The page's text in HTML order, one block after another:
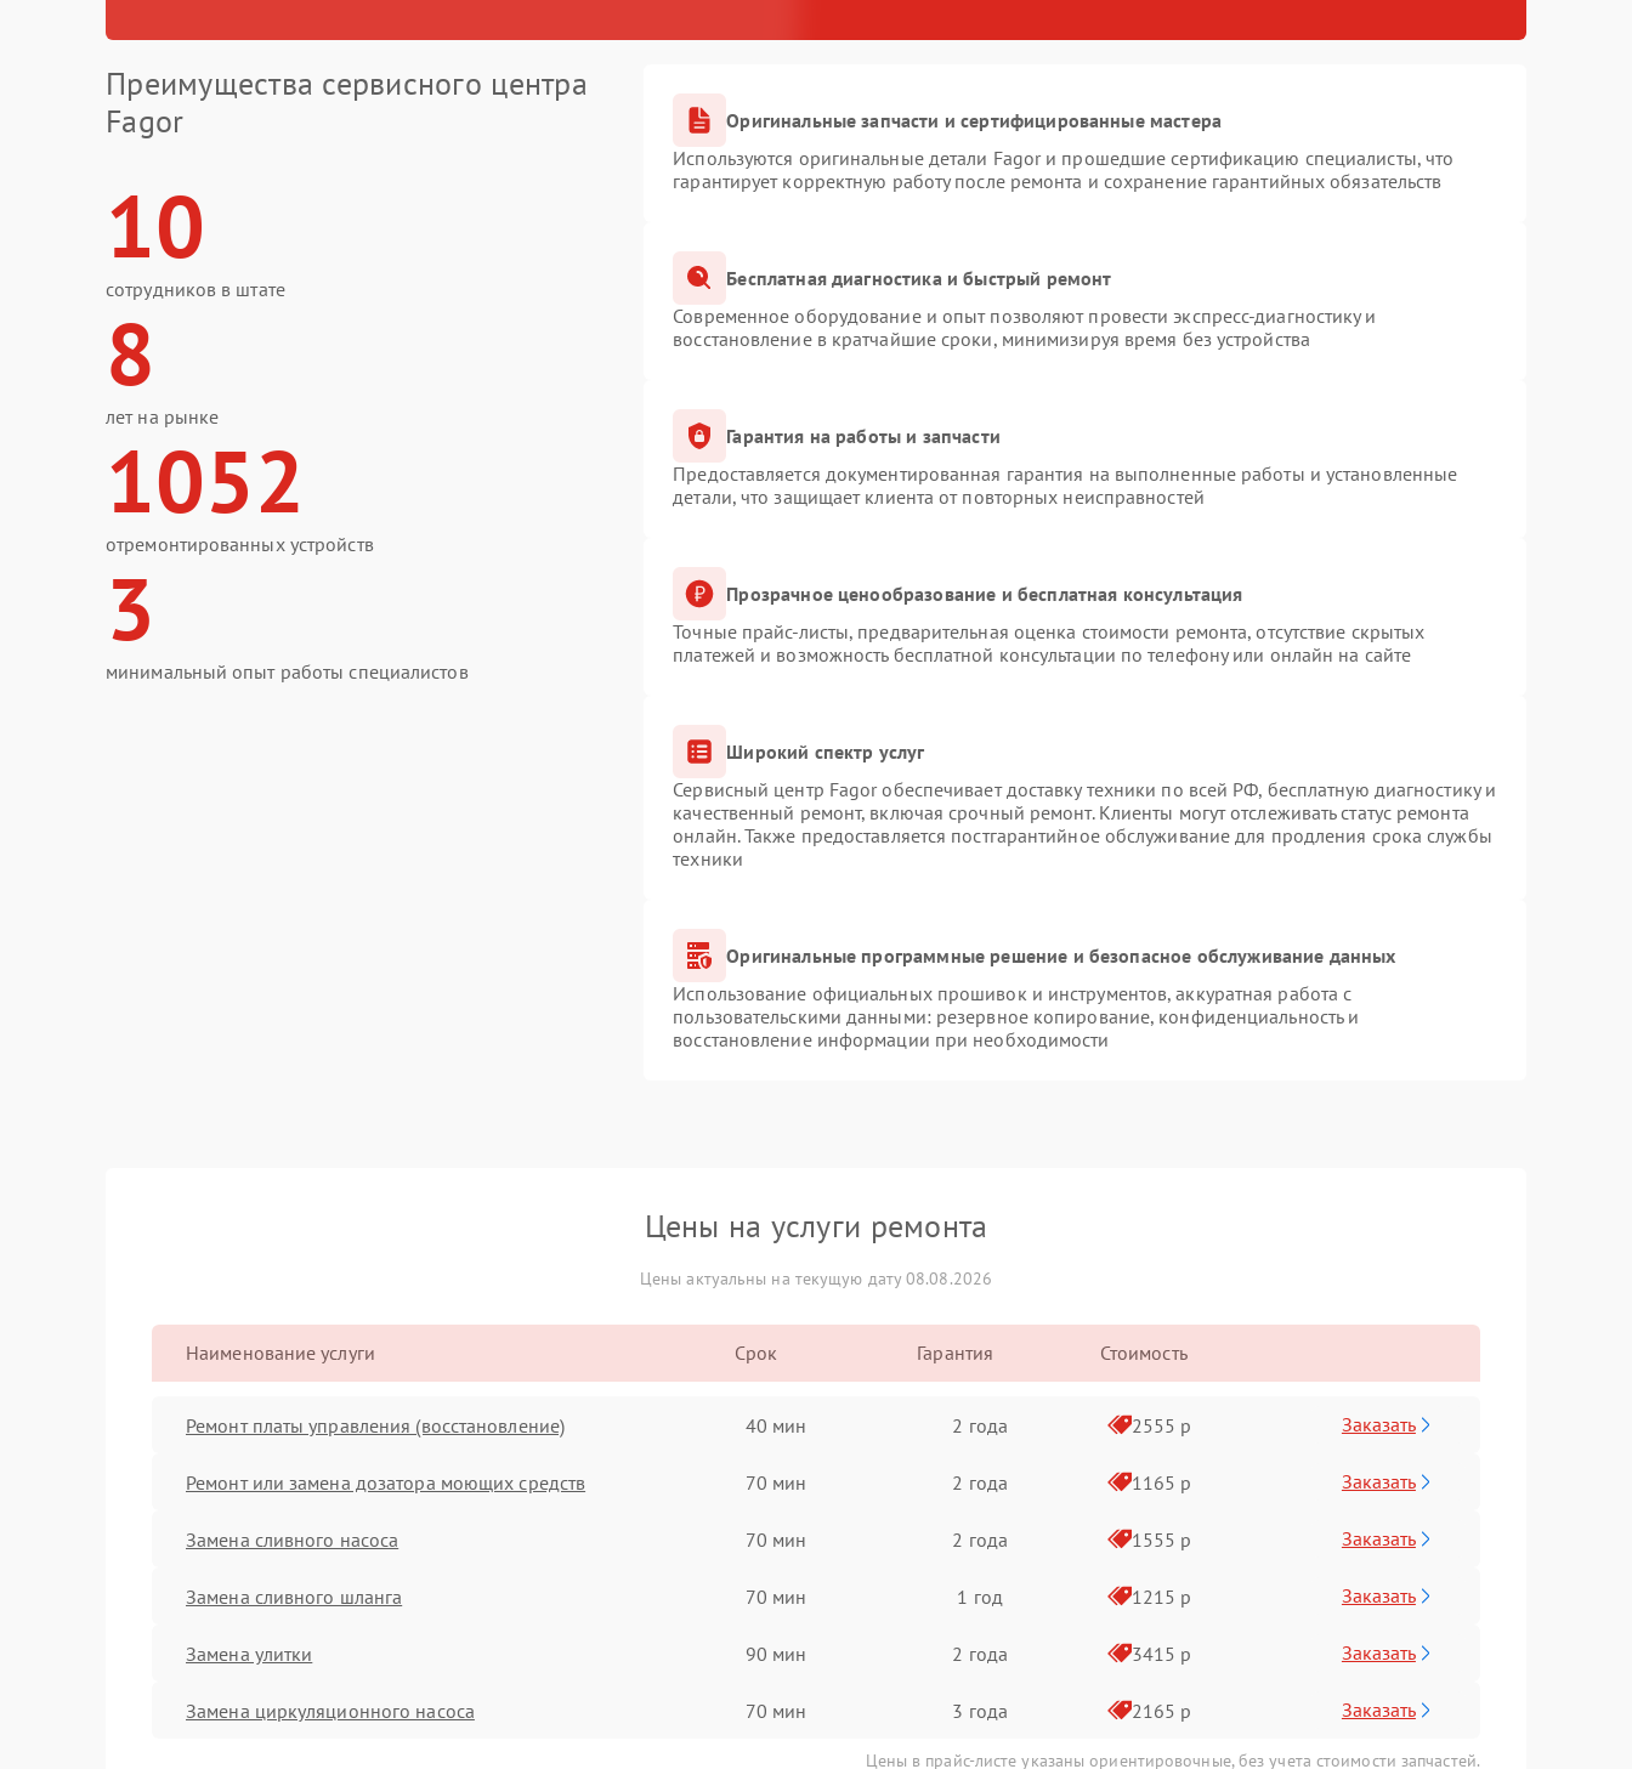
Преимущества сервисного центра
Fagor
10
сотрудников в штате
8
лет на рынке
1052
отремонтированных устройств
3
минимальный опыт работы специалистов
Оригинальные запчасти и сертифицированные мастера
Используются оригинальные детали Fagor и прошедшие сертификацию специалисты, что
гарантирует корректную работу после ремонта и сохранение гарантийных обязательств
Бесплатная диагностика и быстрый ремонт
Современное оборудование и опыт позволяют провести экспресс-диагностику и
восстановление в кратчайшие сроки, минимизируя время без устройства
Гарантия на работы и запчасти
Предоставляется документированная гарантия на выполненные работы и установленные
детали, что защищает клиента от повторных неисправностей
Прозрачное ценообразование и бесплатная консультация
Точные прайс-листы, предварительная оценка стоимости ремонта, отсутствие скрытых
платежей и возможность бесплатной консультации по телефону или онлайн на сайте
Широкий спектр услуг
Сервисный центр Fagor обеспечивает доставку техники по всей РФ, бесплатную диагностику и
качественный ремонт, включая срочный ремонт. Клиенты могут отслеживать статус ремонта
онлайн. Также предоставляется постгарантийное обслуживание для продления срока службы
техники
Оригинальные программные решение и безопасное обслуживание данных
Использование официальных прошивок и инструментов, аккуратная работа с
пользовательскими данными: резервное копирование, конфиденциальность и
восстановление информации при необходимости
Цены на услуги ремонта
Цены актуальны на текущую дату 08.08.2026
Наименование услуги Срок Гарантия Стоимость
Ремонт платы управления (восстановление) 40 мин 2 года 2555 р Заказать
Ремонт или замена дозатора моющих средств 70 мин 2 года 1165 р Заказать
Замена сливного насоса 70 мин 2 года 1555 р Заказать
Замена сливного шланга 70 мин 1 год 1215 р Заказать
Замена улитки 90 мин 2 года 3415 р Заказать
Замена циркуляционного насоса 70 мин 3 года 2165 р Заказать
Цены в прайс-листе указаны ориентировочные, без учета стоимости запчастей.